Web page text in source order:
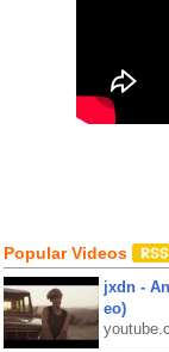
Popular Videos
jxdn -
eo)